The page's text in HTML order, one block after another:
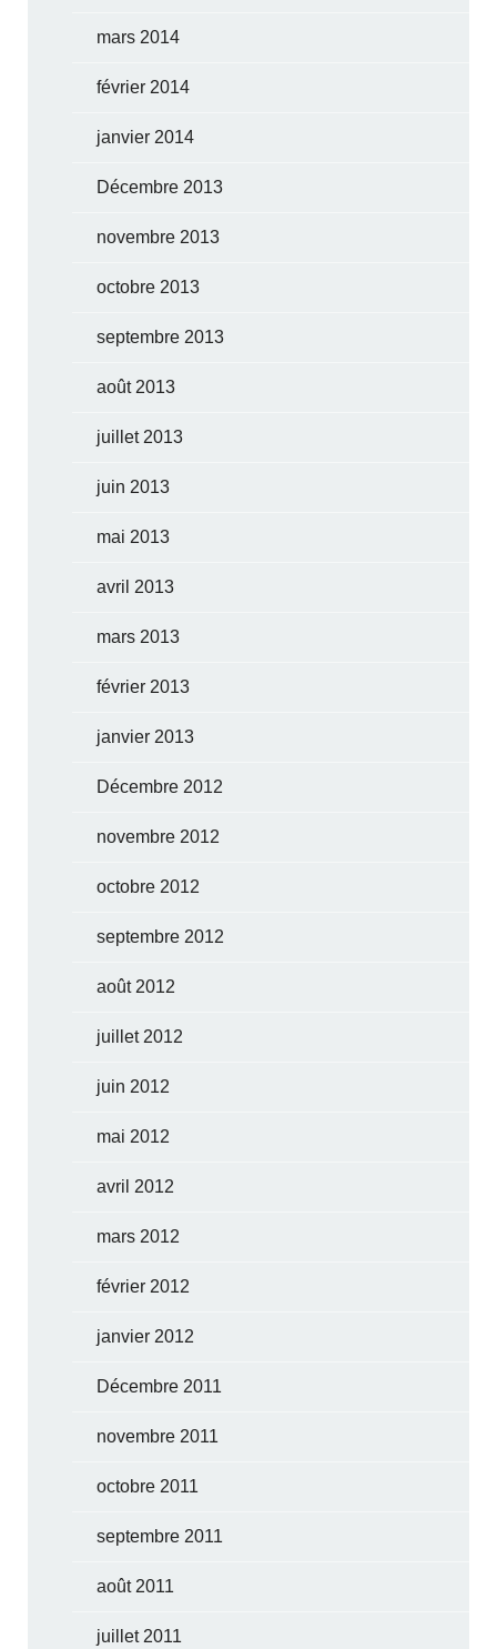
mars 2014
février 2014
janvier 2014
Décembre 2013
novembre 2013
octobre 2013
septembre 2013
août 2013
juillet 2013
juin 2013
mai 2013
avril 2013
mars 2013
février 2013
janvier 2013
Décembre 2012
novembre 2012
octobre 2012
septembre 2012
août 2012
juillet 2012
juin 2012
mai 2012
avril 2012
mars 2012
février 2012
janvier 2012
Décembre 2011
novembre 2011
octobre 2011
septembre 2011
août 2011
juillet 2011